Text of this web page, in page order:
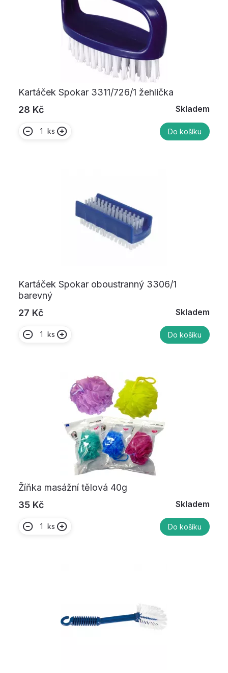
Kartáček Spokar 3311/726/1 žehlička
28 Kč
Skladem
ks Do košíku
Kartáček Spokar oboustranný 3306/1
barevný
27 Kč
Skladem
ks Do košíku
Žíňka masážní tělová 40g
35 Kč
Skladem
ks Do košíku